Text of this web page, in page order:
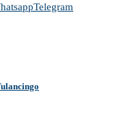
Telegram